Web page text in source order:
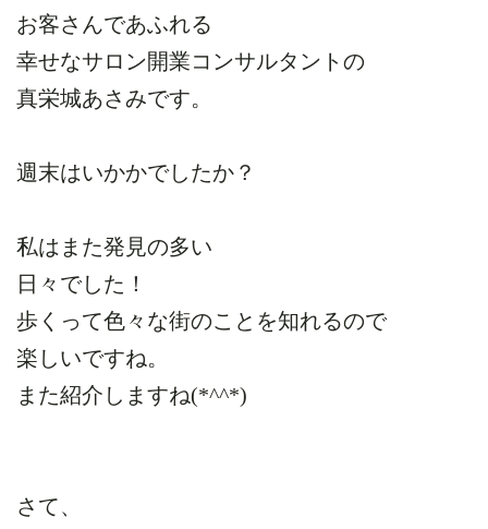
お客さんであふれる
幸せなサロン開業コンサルタントの
真栄城あさみです。
週末はいかかでしたか？
私はまた発見の多い
日々でした！
歩くって色々な街のことを知れるので
楽しいですね。
また紹介しますね(*^^*)
さて、